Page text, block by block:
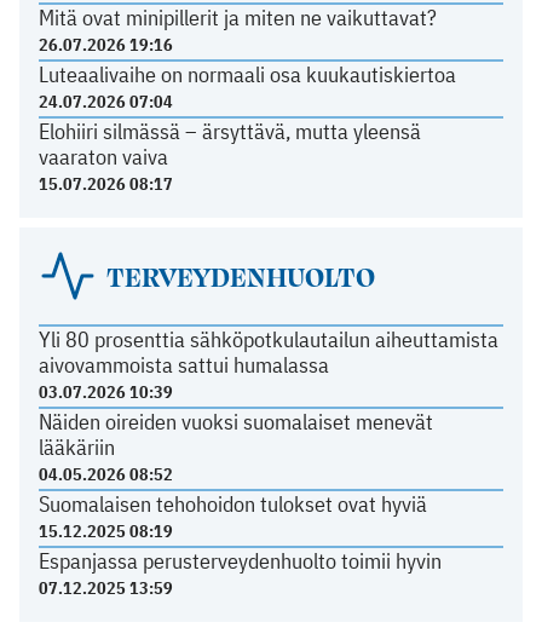
Mitä ovat minipillerit ja miten ne vaikuttavat?
26.07.2026 19:16
Luteaalivaihe on normaali osa kuukautiskiertoa
24.07.2026 07:04
Elohiiri silmässä – ärsyttävä, mutta yleensä
vaaraton vaiva
15.07.2026 08:17
TERVEYDENHUOLTO
Yli 80 prosenttia sähköpotkulautailun aiheuttamista
aivovammoista sattui humalassa
03.07.2026 10:39
Näiden oireiden vuoksi suomalaiset menevät
lääkäriin
04.05.2026 08:52
Suomalaisen tehohoidon tulokset ovat hyviä
15.12.2025 08:19
Espanjassa perusterveydenhuolto toimii hyvin
07.12.2025 13:59